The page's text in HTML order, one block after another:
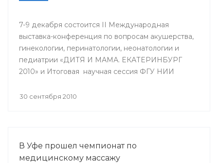
7-9 декабря состоится II Международная
выставка-конференция по вопросам акушерства,
гинекологии, перинатологии, неонатологии и
педиатрии «ДИТЯ И МАМА. ЕКАТЕРИНБУРГ
2010» и Итоговая научная сессия ФГУ НИИ
УГМА, посвященная 25-летию кафедры.
30 сентября 2010
В Уфе прошел чемпионат по
медицинскому массажу